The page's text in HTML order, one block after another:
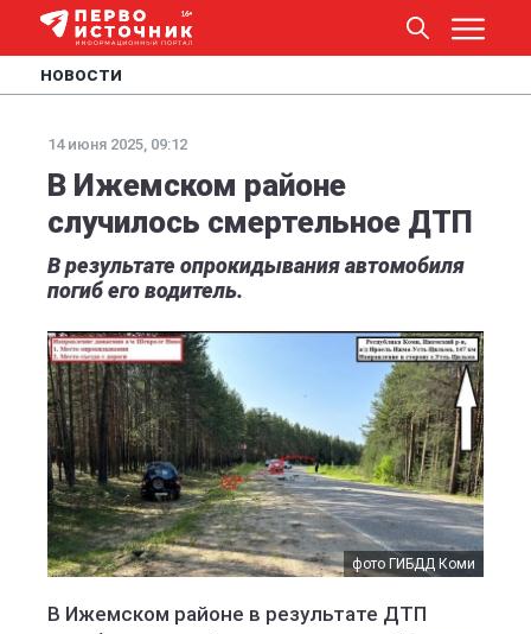
НОВОСТИ
14 июня 2025, 09:12
В Ижемском районе
случилось смертельное ДТП
В результате опрокидывания автомобиля
погиб его водитель.
фото ГИБДД Коми
В Ижемском районе в результате ДТП